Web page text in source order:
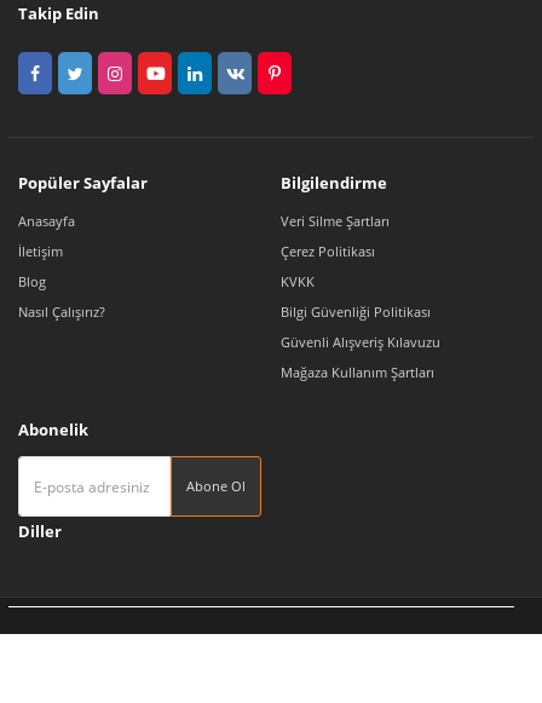
Takip Edin
Popüler Sayfalar
Anasayfa
İletişim
Blog
Nasıl Çalışırız?
Bilgilendirme
Veri Silme Şartları
Çerez Politikası
KVKK
Bilgi Güvenliği Politikası
Güvenli Alışveriş Kılavuzu
Mağaza Kullanım Şartları
Abonelik
Abone Ol
Diller